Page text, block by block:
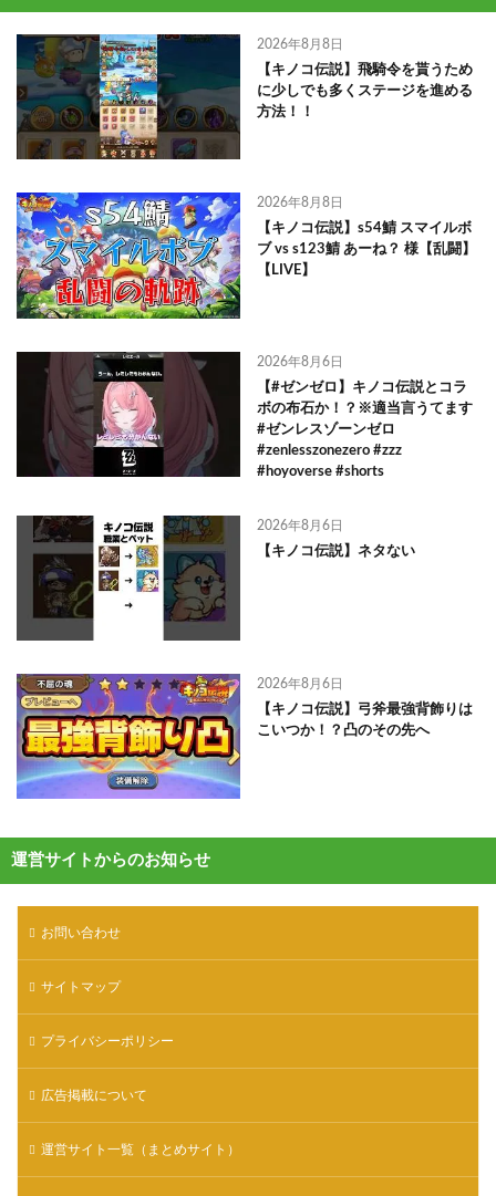
2026年8月8日
【キノコ伝説】飛騎令を貰うため
に少しでも多くステージを進める
方法！！
2026年8月8日
【キノコ伝説】s54鯖 スマイルボ
ブ vs s123鯖 あーね？ 様【乱闘】
【LIVE】
2026年8月6日
【#ゼンゼロ】キノコ伝説とコラ
ボの布石か！？※適当言うてます
#ゼンレスゾーンゼロ
#zenlesszonezero #zzz
#hoyoverse #shorts
2026年8月6日
【キノコ伝説】ネタない
2026年8月6日
【キノコ伝説】弓斧最強背飾りは
こいつか！？凸のその先へ
運営サイトからのお知らせ
お問い合わせ
サイトマップ
プライバシーポリシー
広告掲載について
運営サイト一覧（まとめサイト）